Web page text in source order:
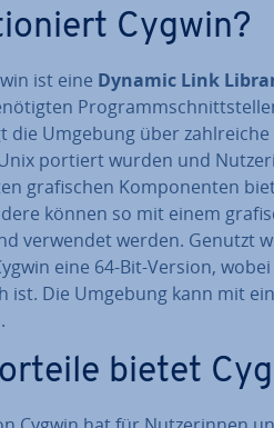
Cygwin?
ist eine Dynamic Link
die Umgebung über zahl­rei­che
portiert wurden und
gra­fi­schen Kom­po­nen­ten
können so mit einem
verwendet werden. Genutzt
eine 64-Bit-Version,
ist. Die Umgebung kann mit
bietet